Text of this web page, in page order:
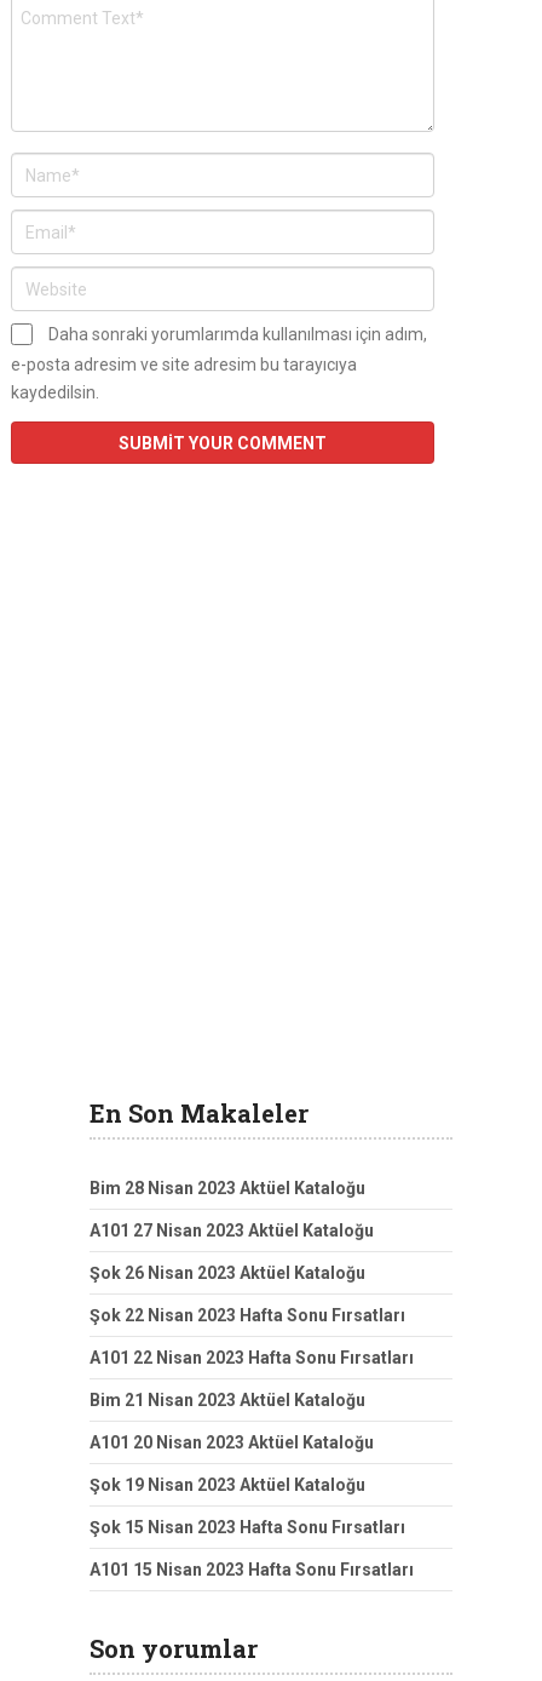
Daha sonraki yorumlarımda kullanılması için adım,
e-posta adresim ve site adresim bu tarayıcıya
kaydedilsin.
En Son Makaleler
Bim 28 Nisan 2023 Aktüel Kataloğu
A101 27 Nisan 2023 Aktüel Kataloğu
Şok 26 Nisan 2023 Aktüel Kataloğu
Şok 22 Nisan 2023 Hafta Sonu Fırsatları
A101 22 Nisan 2023 Hafta Sonu Fırsatları
Bim 21 Nisan 2023 Aktüel Kataloğu
A101 20 Nisan 2023 Aktüel Kataloğu
Şok 19 Nisan 2023 Aktüel Kataloğu
Şok 15 Nisan 2023 Hafta Sonu Fırsatları
A101 15 Nisan 2023 Hafta Sonu Fırsatları
Son yorumlar